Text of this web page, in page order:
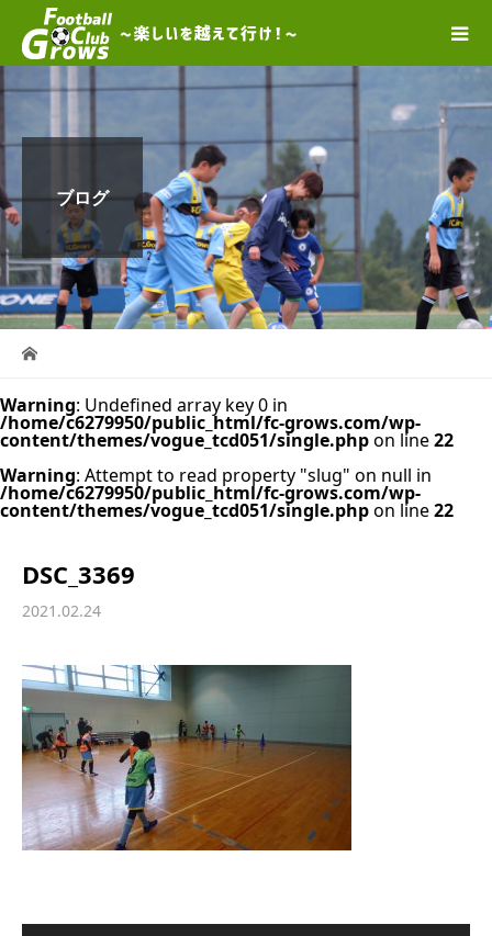
ブログ
Warning: Undefined array key 0 in
/home/c6279950/public_html/fc-grows.com/wp-
content/themes/vogue_tcd051/single.phpon line22
Warning: Attempt to read property "slug" on null in
/home/c6279950/public_html/fc-grows.com/wp-
content/themes/vogue_tcd051/single.phpon line22
DSC_3369
2021.02.24